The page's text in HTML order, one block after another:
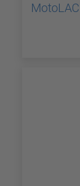
MotoLAC